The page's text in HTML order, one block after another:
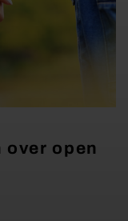
open